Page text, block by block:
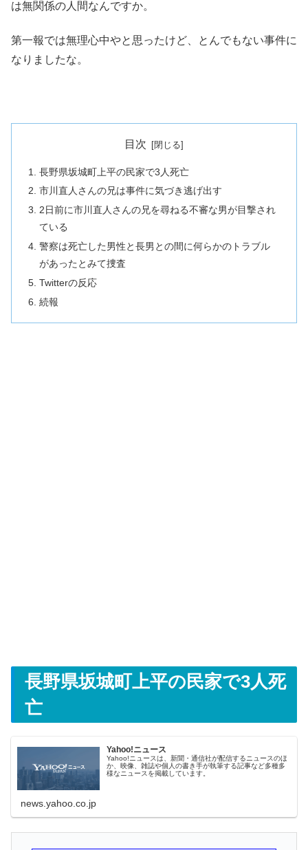
は無関係の人間なんですか。
第一報では無理心中やと思ったけど、とんでもない事件に
なりましたな。
目次
長野県坂城町上平の民家で3人死亡
市川直人さんの兄は事件に気づき逃げ出す
2日前に市川直人さんの兄を尋ねる不審な男が目撃され
ている
警察は死亡した男性と長男との間に何らかのトラブル
があったとみて捜査
Twitterの反応
続報
長野県坂城町上平の民家で3人死
亡
Yahoo!ニュース
Yahoo!ニュースは、新聞・通信社が配信するニュースのほ
か、映像、雑誌や個人の書き手が執筆する記事など多種多
様なニュースを掲載しています。
news.yahoo.co.jp